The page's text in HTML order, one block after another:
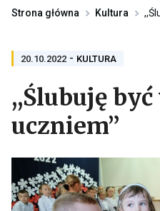
Strona główna Kultura
20.10.2022 - KULTURAPRZENOSI
KULTURA
,,Ślubuję
uczniem”